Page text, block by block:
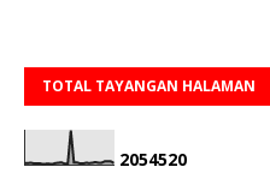
TOTAL TAYANGAN HALAMAN
2054520